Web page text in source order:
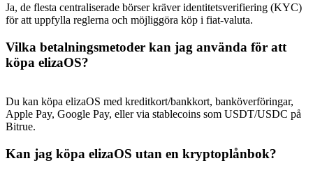
Ja, de flesta centraliserade börser kräver identitetsverifiering (KYC)
för att uppfylla reglerna och möjliggöra köp i fiat-valuta.
Vilka betalningsmetoder kan jag använda för att
köpa elizaOS?
Du kan köpa elizaOS med kreditkort/bankkort, banköverföringar,
Apple Pay, Google Pay, eller via stablecoins som USDT/USDC på
Bitrue.
Kan jag köpa elizaOS utan en kryptoplånbok?